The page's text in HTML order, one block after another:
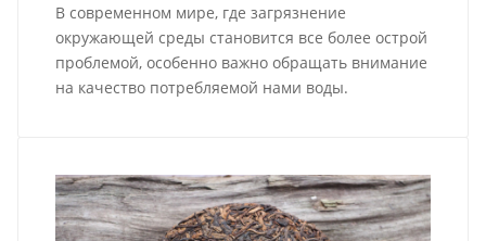
В современном мире, где загрязнение
окружающей среды становится все более острой
проблемой, особенно важно обращать внимание
на качество потребляемой нами воды.